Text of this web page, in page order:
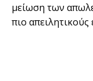
μείωση των
πιο